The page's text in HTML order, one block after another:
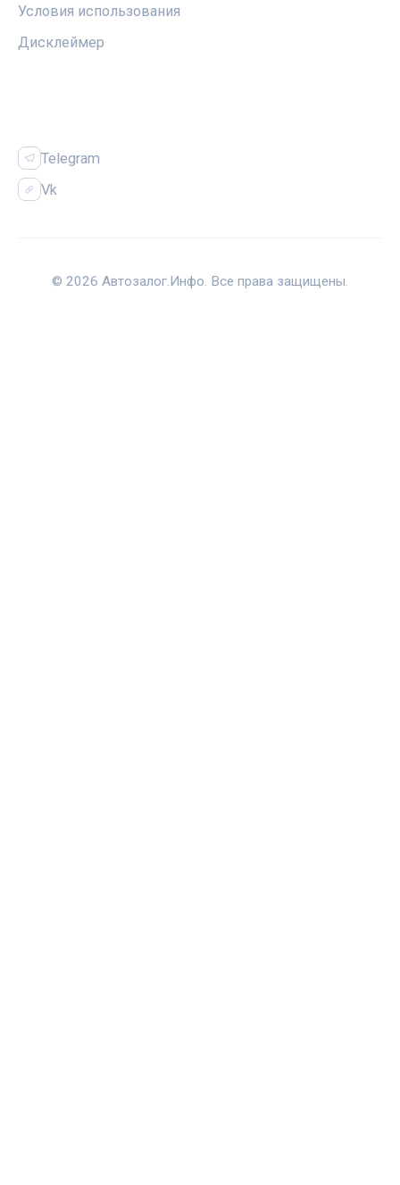
Условия использования
Дисклеймер
Telegram
Vk
© 2026 Автозалог.Инфо. Все права защищены.